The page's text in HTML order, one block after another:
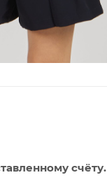
счёту.